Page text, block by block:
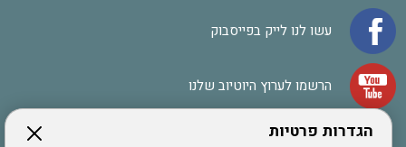
הגדרות פרטיות
עשו לנו לייק בפייסבוק
הרשמו לערוץ היוטיוב שלנו